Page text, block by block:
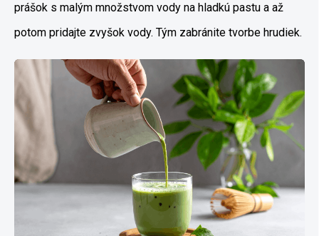
prášok s malým množstvom vody na hladkú pastu a až
potom pridajte zvyšok vody. Tým zabránite tvorbe hrudiek.